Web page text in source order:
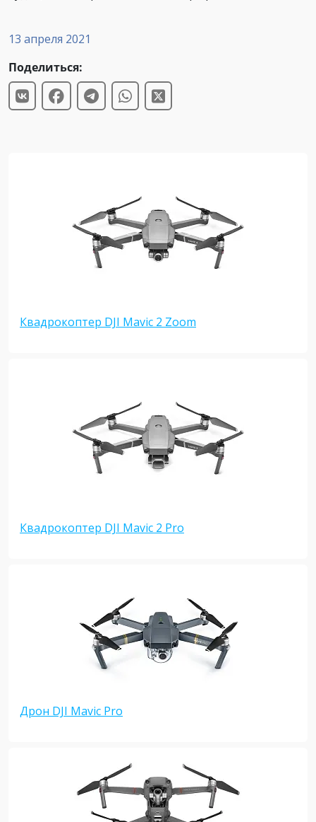
13 апреля 2021
Поделиться:
Квадрокоптер DJI Mavic 2 Zoom
Квадрокоптер DJI Mavic 2 Pro
Дрон DJI Mavic Pro